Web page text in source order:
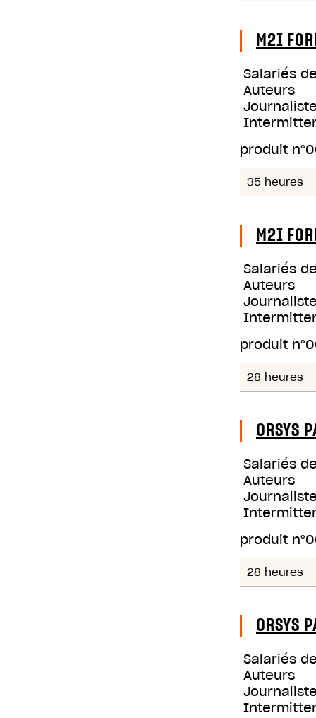
M2I
Salariés
Auteurs
produit n°
35 heures
M2I
Salariés
Auteurs
produit n°
28 heures
ORSYS
Salariés
Auteurs
produit n°
28 heures
ORSYS
Salariés
Auteurs